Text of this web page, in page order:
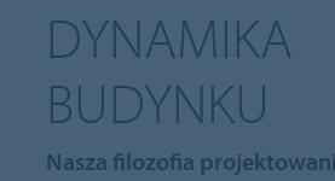
DYNAMIKA
BUDYNKU
Nasza filozofia